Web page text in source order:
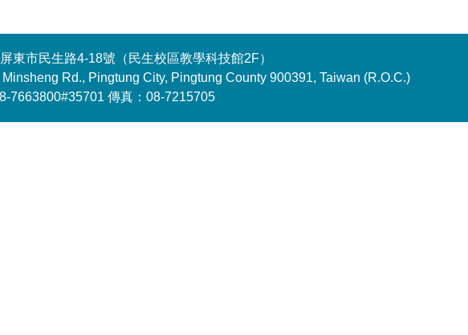
東市民生路4-18號（民生校區教學科技館2F）
Minsheng Rd., Pingtung City, Pingtung County 900391, Taiwan (R.O.C.)
7663800#35701 傳真：08-7215705